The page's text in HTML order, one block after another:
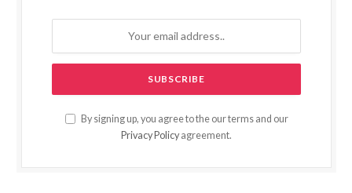
By signing up, you agree to the our terms and our
Privacy Policy agreement.